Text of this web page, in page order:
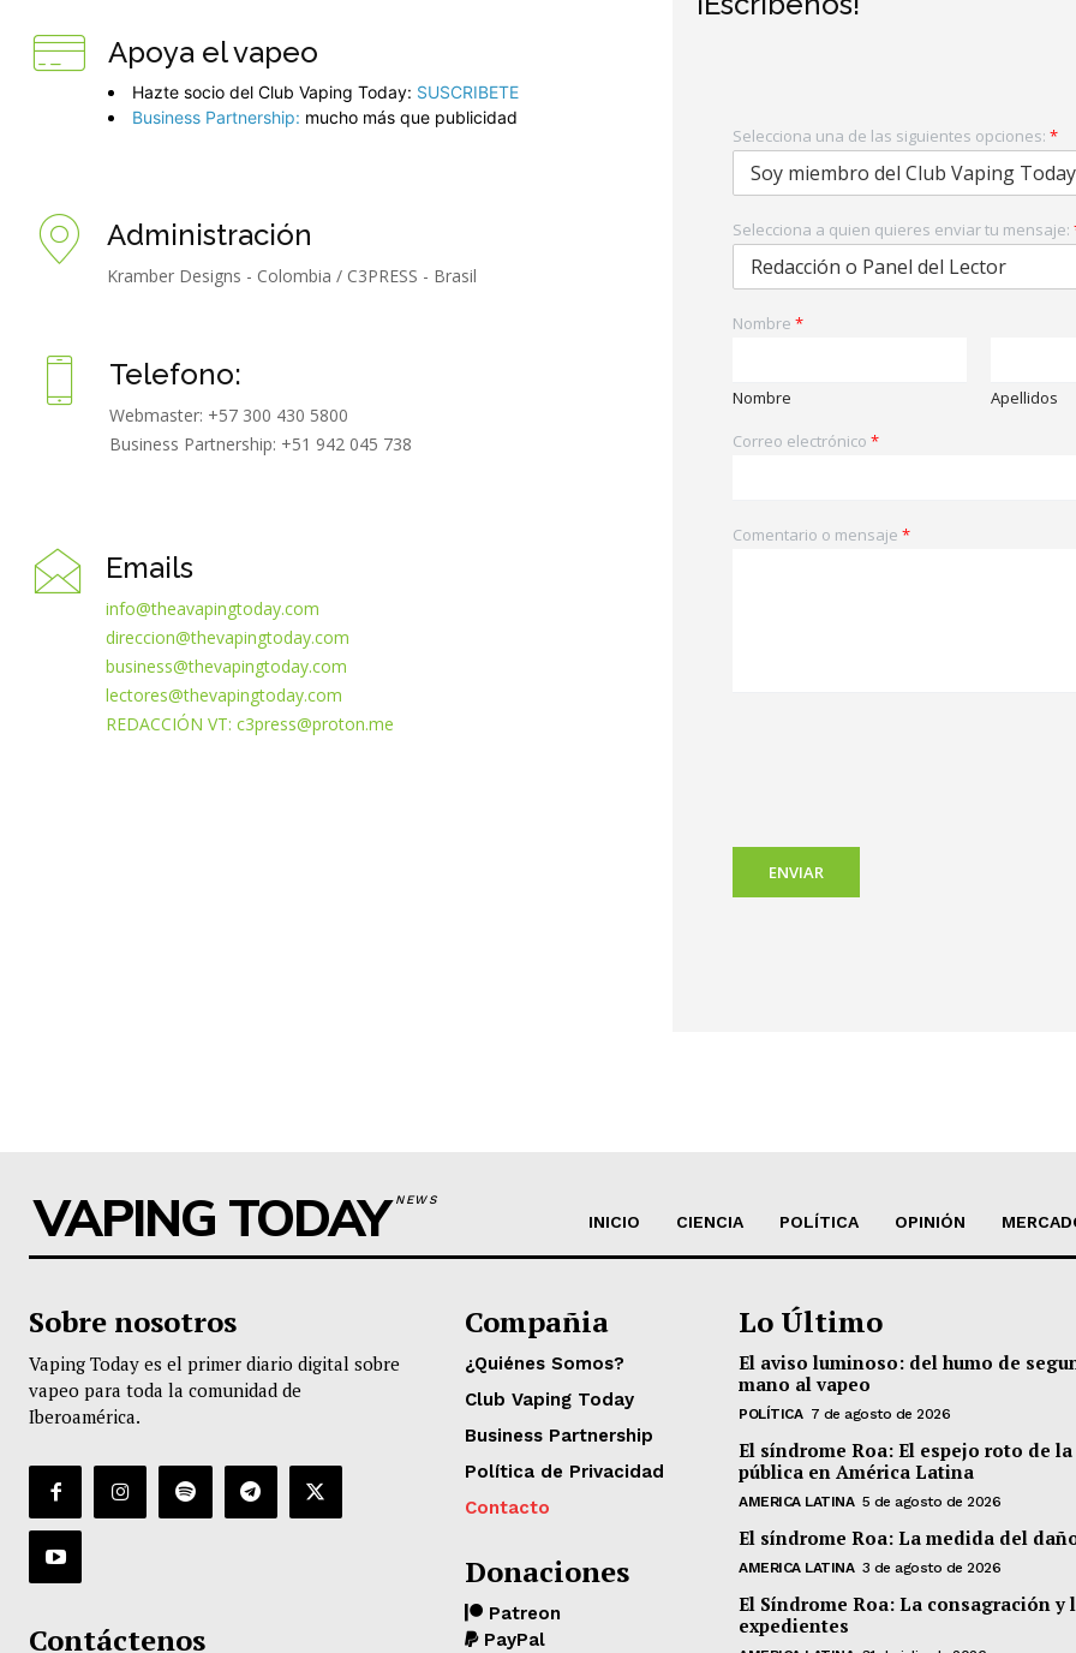
Apoya el vapeo
Hazte socio del Club Vaping Today: SUSCRIBETE
Business Partnership: mucho más que publicidad
Administración
Kramber Designs - Colombia / C3PRESS - Brasil
Telefono:
Webmaster: +57 300 430 5800
Business Partnership: +51 942 045 738
Emails
info@theavapingtoday.com
direccion@thevapingtoday.com
business@thevapingtoday.com
lectores@thevapingtoday.com
REDACCIÓN VT: c3press@proton.me
Selecciona una de las siguientes opciones: *
Selecciona a quien quieres enviar tu mensaje:
Nombre *
Nombre
Apellidos
Correo electrónico *
Comentario o mensaje *
ENVIAR
VAPING TODAYNEWS
INICIO CIENCIA POLÍTICA OPINIÓN
Sobre nosotros
Vaping Today es el primer diario digital sobre
vapeo para toda la comunidad de
Iberoamérica.
Contáctenos
Compañia
¿Quiénes Somos?
Club Vaping Today
Business Partnership
Política de Privacidad
Contacto
Donaciones
Patreon
PayPal
Lo Último
El aviso luminoso: del humo de
mano al vapeo
POLÍTICA 7 de agosto de 2026
El síndrome Roa: El espejo roto de
pública en América Latina
AMERICA LATINA 5 de agosto de 2026
El síndrome Roa: La medida del
AMERICA LATINA 3 de agosto de 2026
El Síndrome Roa: La consagración y
expedientes